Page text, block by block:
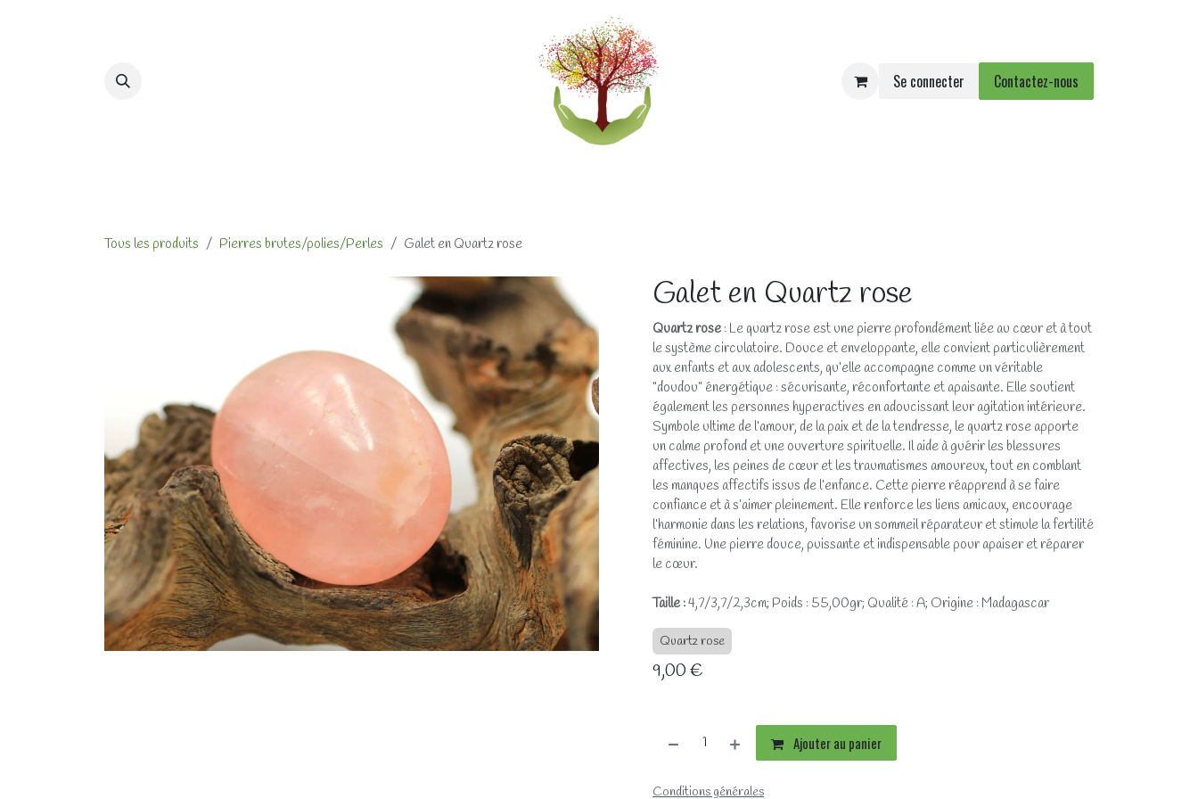
Se connecter Contactez-nous
Tous les produits Pierres brutes/polies/Perles Galet en Quartz rose
Galet en Quartz rose
Quartz rose : Le quartz rose est une pierre profondément liée au cœur et à tout
le système circulatoire. Douce et enveloppante, elle convient particulièrement
aux enfants et aux adolescents, qu’elle accompagne comme un véritable
"doudou" énergétique : sécurisante, réconfortante et apaisante. Elle soutient
également les personnes hyperactives en adoucissant leur agitation intérieure.
Symbole ultime de l’amour, de la paix et de la tendresse, le quartz rose apporte
un calme profond et une ouverture spirituelle. Il aide à guérir les blessures
affectives, les peines de cœur et les traumatismes amoureux, tout en comblant
les manques affectifs issus de l’enfance. Cette pierre réapprend à se faire
confiance et à s’aimer pleinement. Elle renforce les liens amicaux, encourage
l’harmonie dans les relations, favorise un sommeil réparateur et stimule la fertilité
féminine. Une pierre douce, puissante et indispensable pour apaiser et réparer
le cœur.
Taille :4,7/3,7/2,3cm; Poids : 55,00gr; Qualité : A; Origine : Madagascar
Quartz rose
9,00€
Ajouter au panier
Conditions générales